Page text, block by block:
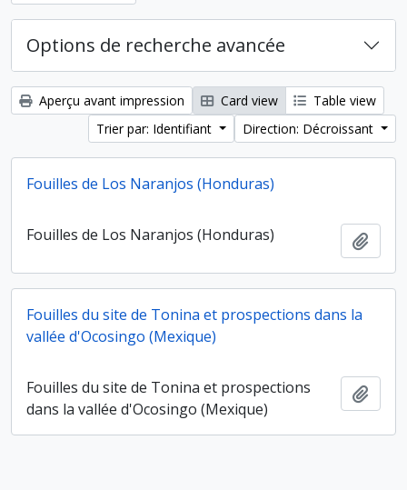
Options de recherche avancée
Aperçu avant impression Card view
Table view
Trier par: Identifiant
Direction: Décroissant
Fouilles de Los Naranjos (Honduras)
Fouilles de Los Naranjos (Honduras)
Fouilles du site de Tonina et prospections dans la
vallée d'Ocosingo (Mexique)
Fouilles du site de Tonina et prospections
dans la vallée d'Ocosingo (Mexique)